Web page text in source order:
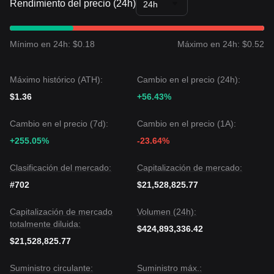
una estructura deRuptura Parabólica
días, con el precio disparándose por más del 100%. El
sentimiento del mercado esExtremadamente Alcista,
recalentadas. Desde el análisis estructural a mediano plazo,
Perspectiva del Mercado
Si el precio de Heima rompe
$0.43 , el siguiente objetivo de
Si el precio de Heima cae por debajo de
$0.26
, el siguiente
objetivo de precio podría ser
Consenso del Mercado
técnicamente demasiado extendida en el corto plazo y lista
pivote de
, se espera que persista la tendencia
agentes de IA.
Rendimiento del precio (24h) 24h
Mínimo en 24h: $0.18 Máximo en 24h: $0.52
Máximo histórico (ATH):
$1.36
Cambio en el precio (24h):
+56.43%
Cambio en el precio (7d):
+255.05%
Cambio en el precio (1A):
-23.64%
Clasificación del mercado:
#702
Capitalización de mercado:
$21,528,825.77
Capitalización de mercado
totalmente diluida:
$21,528,825.77
Volumen (24h):
$424,893,336.42
Suministro circulante: Suministro máx.: